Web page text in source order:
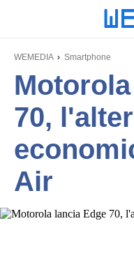
WEMEDIA Smartphone
70,
Air